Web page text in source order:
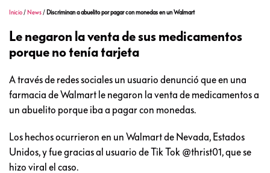
Inicio / News / Discriminan a abuelito por pagar con monedas en un Walmart
Le negaron la venta de sus medicamentos
porque no tenía tarjeta
A través de redes sociales un usuario denunció que en una
farmacia de Walmart le negaron la venta de medicamentos a
un abuelito porque iba a pagar con monedas.
Los hechos ocurrieron en un Walmart de Nevada, Estados
Unidos, y fue gracias al usuario de Tik Tok @thrist01, que se
hizo viral el caso.